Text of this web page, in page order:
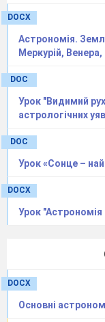
DOCX
Астрономія.
Меркурій, Венера,
DOC
Урок "Видимий
астрологічних
DOC
Урок «Сонце –
DOCX
Урок
DOCX
Основні